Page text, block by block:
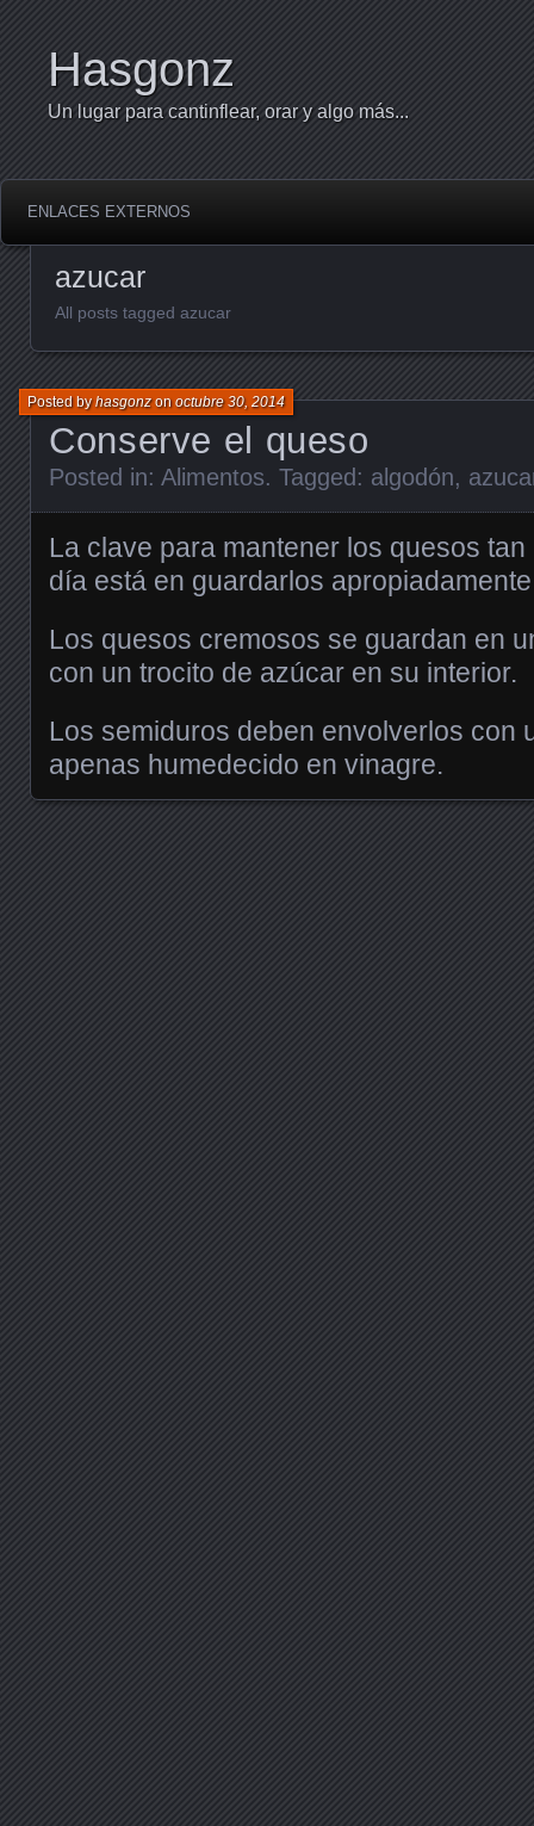
Hasgonz
Un lugar para cantinflear, orar y algo más...
ENLACES EXTERNOS
azucar
All posts tagged azucar
Conserve el queso
Posted byhasgonzonoctubre 30, 2014
Posted in: Alimentos. Tagged: algodón,
La clave para mantener los quesos
día está en guardarlos
Los quesos cremosos se guardan en
con un trocito de azúcar en su interior.
Los semiduros deben envolverlos con
apenas humedecido en vinagre.